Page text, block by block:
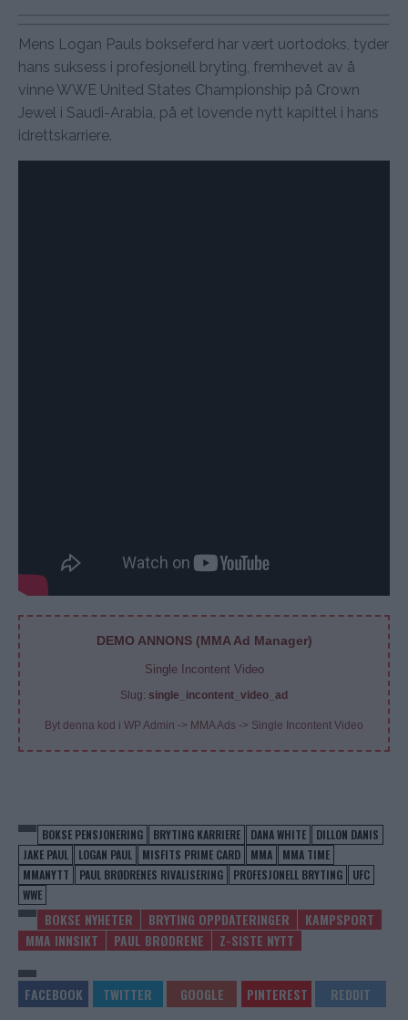
Mens Logan Pauls bokseferd har vært uortodoks, tyder
hans suksess i profesjonell bryting, fremhevet av å
vinne WWE United States Championship på Crown
Jewel i Saudi-Arabia, på et lovende nytt kapittel i hans
idrettskarriere.
DEMO ANNONS (MMA Ad Manager)
Single Incontent Video
Slug: single_incontent_video_ad
Byt denna kod i WP Admin -> MMA Ads -> Single Incontent Video
BOKSE PENSJONERING BRYTING KARRIERE DANA WHITE
DILLON DANIS
JAKE PAUL
LOGAN PAUL MISFITS PRIME CARD MMA
MMA TIME
MMANYTT
PAUL BRØDRENES RIVALISERING PROFESJONELL BRYTING
UFC
WWE
BOKSE NYHETER BRYTING OPPDATERINGER
KAMPSPORT
MMA INNSIKT
PAUL BRØDRENE Z-SISTE NYTT